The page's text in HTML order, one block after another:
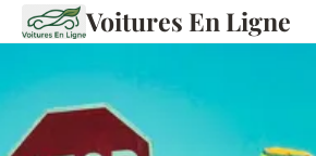
Voitures En Ligne